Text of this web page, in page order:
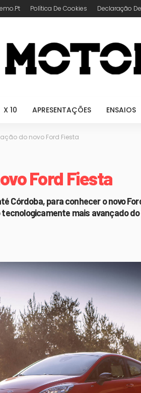
Política De Cookies Declaração
X 10 APRESENTAÇÕES ENSAIOS
do novo Ford Fiesta
Ford Fiesta
Córdoba, para conhecer o novo
mais avançado